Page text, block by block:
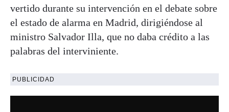
vertido durante su intervención en el debate sobre
el estado de alarma en Madrid, dirigiéndose al
ministro Salvador Illa, que no daba crédito a las
palabras del interviniente.
PUBLICIDAD